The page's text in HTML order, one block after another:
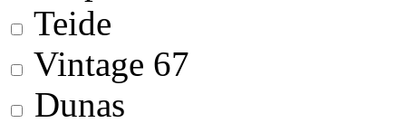
Teide
Vintage 67
Dunas